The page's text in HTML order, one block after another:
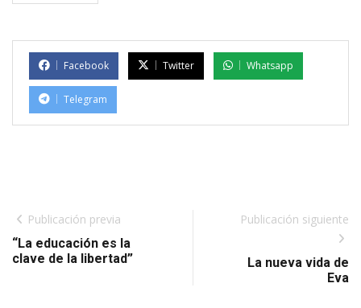
Facebook Twitter Whatsapp
Telegram
Publicación previa
“La educación es la
clave de la libertad”
Publicación siguiente
La nueva vida de
Eva